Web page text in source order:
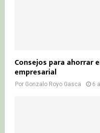
Consejos para ahorrar
empresarial
Por Gonzalo Royo Gasca 6